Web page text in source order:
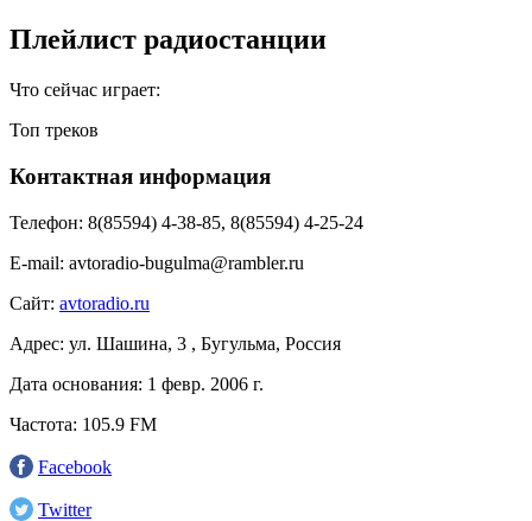
Плейлист радиостанции
Что сейчас играет:
Топ треков
Контактная информация
Телефон: 8(85594) 4-38-85, 8(85594) 4-25-24
E-mail: avtoradio-bugulma@rambler.ru
Сайт: avtoradio.ru
Адрес: ул. Шашина, 3 , Бугульма, Россия
Дата основания: 1 февр. 2006 г.
Частота: 105.9 FM
Facebook
Twitter